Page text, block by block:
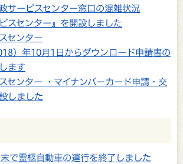
サービスセンター窓口の混雑状況
スセンター』を開設しました
センター
）年10月1日からダウンロード申請書の
ます
センター ・マイナンバーカード申請・交
しました
で霊柩自動車の運行を終了しました